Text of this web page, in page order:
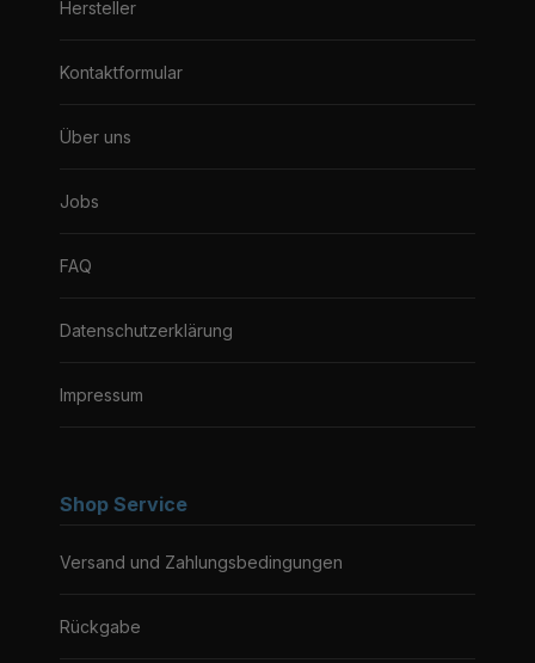
Hersteller
Kontaktformular
Über uns
Jobs
FAQ
Datenschutzerklärung
Impressum
Shop Service
Versand und Zahlungsbedingungen
Rückgabe